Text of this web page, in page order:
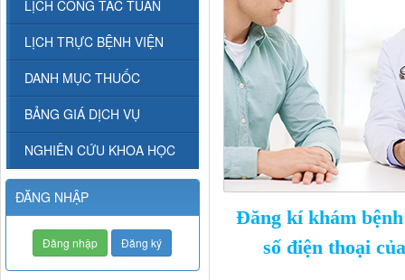
Đăng kí khám
số điện thoại
LỊCH CÔNG TÁC TUẦN
LỊCH TRỰC BỆNH VIỆN
DANH MỤC THUỐC
BẢNG GIÁ DỊCH VỤ
NGHIÊN CỨU KHOA HỌC
ĐĂNG NHẬP
Đăng nhập Đăng ký